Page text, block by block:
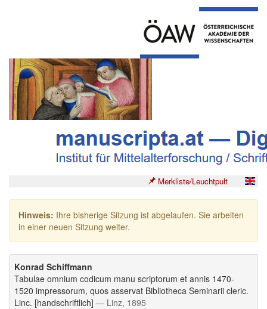
Merkliste/Leuchtpult
Hinweis: Ihre bisherige Sitzung ist abgelaufen. Sie arbeiten
in einer neuen Sitzung weiter.
Konrad Schiffmann
Tabulae omnium codicum manu scriptorum et annis 1470-
1520 impressorum, quos asservat Bibliotheca Seminarii cleric.
Linc. [handschriftlich] — Linz, 1895